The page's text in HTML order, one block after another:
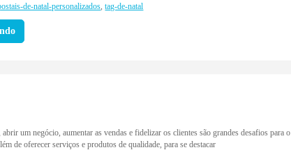
de-natal-personalizados,tag-de-natal
abrir um negócio, aumentar as vendas e fidelizar os clientes são grandes desafios para o
de oferecer serviços e produtos de qualidade, para se destacar